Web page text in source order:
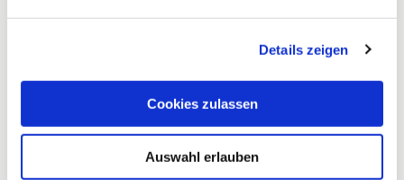
Details zeigen
Cookies zulassen
Auswahl erlauben
Sie haben die Möglichkeit, Ihre abgeschnittenen
Haare ab einer Zopflänge von 25 cm einer richtig
guten Sache zur Verfügung zu stellen!
Denn aus echten Haaren können hochwertige
Perücken gefertigt werden. Wir arbeiten mit der
Stiftung It’s for Kids zusammen, Deutschlands großer